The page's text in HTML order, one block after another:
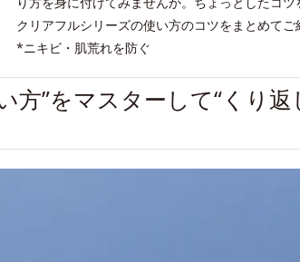
クリアフルシリーズの使い方のコツをまとめてご
*ニキビ・肌荒れを防ぐ
方”をマスターして“くり